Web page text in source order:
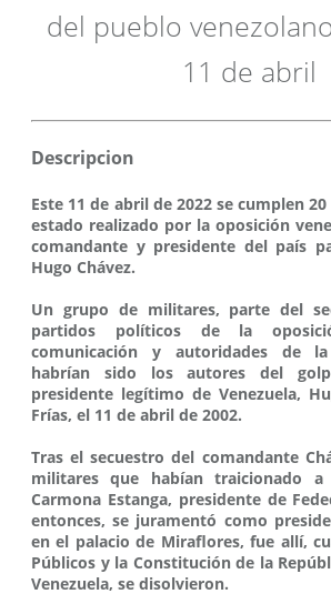
del pueblo
11 de abril
Descripcion
Este 11 de abril de 2022 se cumplen
estado realizado por la oposición
comandante y presidente del país
Hugo Chávez.
Un grupo de militares, parte del
partidos políticos de la
comunicación y autoridades de
habrían sido los autores del
presidente legítimo de Venezuela,
Frías, el 11 de abril de 2002.
Tras el secuestro del comandante
militares que habían traicionado
Carmona Estanga, presidente de
entonces, se juramentó como
en el palacio de Miraflores, fue allí,
Públicos y la Constitución de la
Venezuela, se disolvieron.